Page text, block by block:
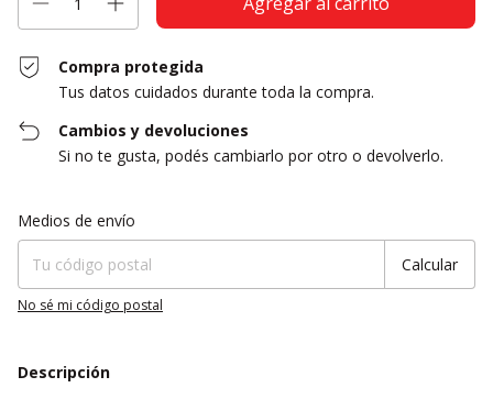
Compra protegida
Tus datos cuidados durante toda la compra.
Cambios y devoluciones
Si no te gusta, podés cambiarlo por otro o devolverlo.
Entregas para el CP:
Medios de envío
Calcular
No sé mi código postal
Descripción